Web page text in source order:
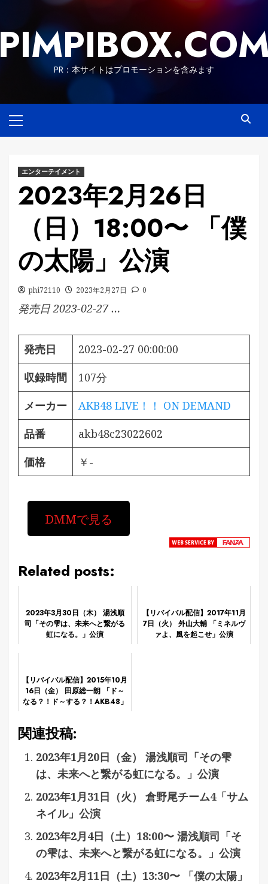
content
PR：本サイトはプロモーションを含みます
Menu
エンターテイメント
2023年2月26日
（日）18:00〜 「僕
の太陽」公演
phi72110 2023年2月27日 0
発売日 2023-02-27 …
発売日
2023-02-27 00:00:00
収録時間
107分
メーカー
AKB48 LIVE！！ ON DEMAND
品番
akb48c23022602
価格
￥-
DMMで見る
Related posts:
2023年3月30日（木） 湯浅順
司「その雫は、未来へと繋がる
虹になる。」公演
【リバイバル配信】2017年11月
7日（火） 外山大輔 「ミネルヴ
ァよ、風を起こせ」公演
【リバイバル配信】2015年10月
16日（金） 田原総一朗 「ド～
なる？！ド～する？！AKB48」
関連投稿:
2023年1月20日（金） 湯浅順司「その雫
は、未来へと繋がる虹になる。」公演
2023年1月31日（火） 倉野尾チーム4「サム
ネイル」公演
2023年2月4日（土）18:00〜 湯浅順司「そ
の雫は、未来へと繋がる虹になる。」公演
2023年2月11日（土）13:30〜 「僕の太陽」